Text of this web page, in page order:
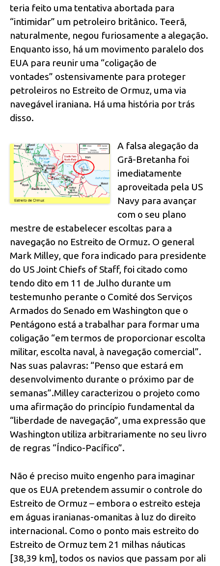
teria feito uma tentativa abortada para
“intimidar” um petroleiro britânico. Teerã,
naturalmente, negou furiosamente a alegação.
Enquanto isso, há um movimento paralelo dos
EUA para reunir uma “coligação de
vontades” ostensivamente para proteger
petroleiros no Estreito de Ormuz, uma via
navegável iraniana. Há uma história por trás
disso.
A falsa alegação da
Grã-Bretanha foi
imediatamente
aproveitada pela US
Navy para avançar
com o seu plano
mestre de estabelecer escoltas para a
navegação no Estreito de Ormuz. O general
Mark Milley, que fora indicado para presidente
do US Joint Chiefs of Staff, foi citado como
tendo dito em 11 de Julho durante um
testemunho perante o Comité dos Serviços
Armados do Senado em Washington que o
Pentágono está a trabalhar para formar uma
coligação “em termos de proporcionar escolta
militar, escolta naval, à navegação comercial”.
Nas suas palavras: “Penso que estará em
desenvolvimento durante o próximo par de
semanas”.Milley caracterizou o projeto como
uma afirmação do princípio fundamental da
“liberdade de navegação”, uma expressão que
Washington utiliza arbitrariamente no seu livro
de regras “Índico-Pacífico”.
Não é preciso muito engenho para imaginar
que os EUA pretendem assumir o controle do
Estreito de Ormuz – embora o estreito esteja
em águas iranianas-omanitas à luz do direito
internacional. Como o ponto mais estreito do
Estreito de Ormuz tem 21 milhas náuticas
[38,39 km], todos os navios que passam por ali